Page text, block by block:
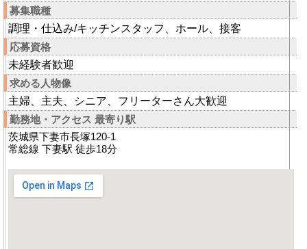
募集職種
調理・仕込み/キッチンスタッフ、ホール、接客
応募資格
未経験者歓迎
求める人物像
主婦、主夫、シニア、フリーターさん大歓迎
勤務地・アクセス 最寄り駅
茨城県下妻市長塚120-1
常総線 下妻駅 徒歩18分